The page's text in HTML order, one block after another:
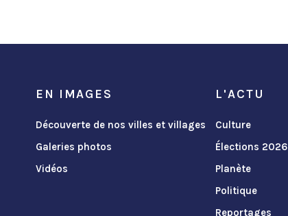
EN IMAGES
Découverte de nos villes et villages
Galeries photos
Vidéos
L'ACTU
Culture
Élections 2026
Planète
Politique
Reportages